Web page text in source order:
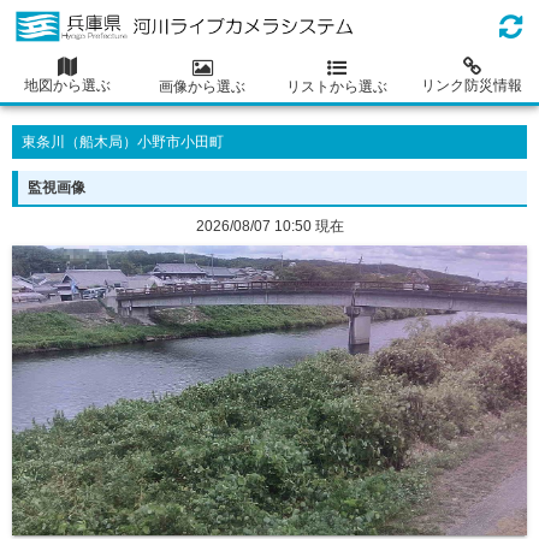
地図から選ぶ 画像から選ぶ リストから選ぶ リンク防災情報
東条川（船木局）小野市小田町
監視画像
2026/08/07 10:50 現在